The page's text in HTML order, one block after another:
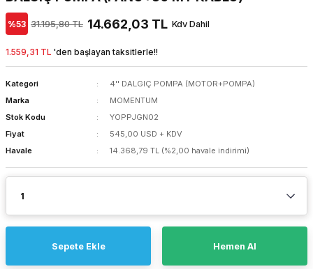
%53 31.195,80 TL 14.662,03 TL Kdv Dahil
1.559,31 TL 'den başlayan taksitlerle!!
Kategori
4'' DALGIÇ POMPA (MOTOR+POMPA)
Marka
MOMENTUM
Stok Kodu
YOPPJGN02
Fiyat
545,00 USD + KDV
Havale
14.368,79 TL (%2,00 havale indirimi)
Sepete Ekle Hemen Al